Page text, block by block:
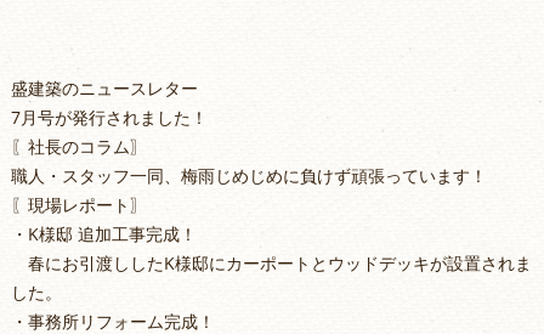
盛建築のニュースレター
7月号が発行されました！
〖社長のコラム〗
職人・スタッフ一同、梅雨じめじめに負けず頑張っています！
〖現場レポート〗
・K様邸 追加工事完成！
春にお引渡ししたK様邸にカーポートとウッドデッキが設置されま
した。
・事務所リフォーム完成！